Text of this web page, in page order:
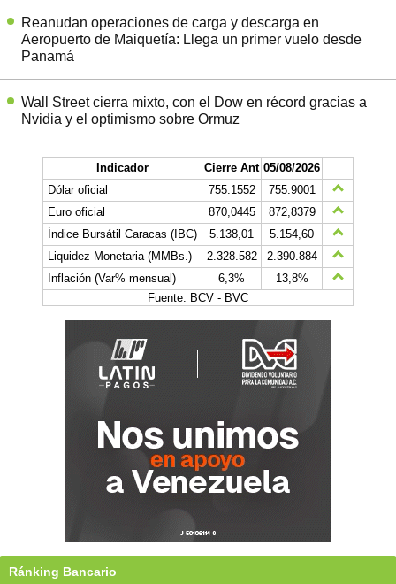
Reanudan operaciones de carga y descarga en
Aeropuerto de Maiquetía: Llega un primer vuelo desde
Panamá
Wall Street cierra mixto, con el Dow en récord gracias a
Nvidia y el optimismo sobre Ormuz
Indicador Cierre Ant 05/08/2026
Dólar oficial
755.1552
755.9001
Euro oficial
870,0445
872,8379
Índice Bursátil Caracas (IBC)
5.138,01
5.154,60
Liquidez Monetaria (MMBs.)
2.328.582
2.390.884
Inflación (Var% mensual)
6,3%
13,8%
Fuente: BCV - BVC
Ránking Bancario